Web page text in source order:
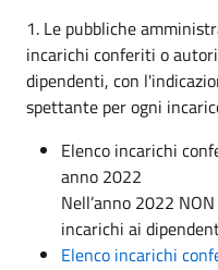
1. Le pubbliche
incarichi conferiti o
dipendenti, con
spettante per ogni
Elenco incarichi
anno 2022
Nell’anno 2022
incarichi ai
Elenco incarichi